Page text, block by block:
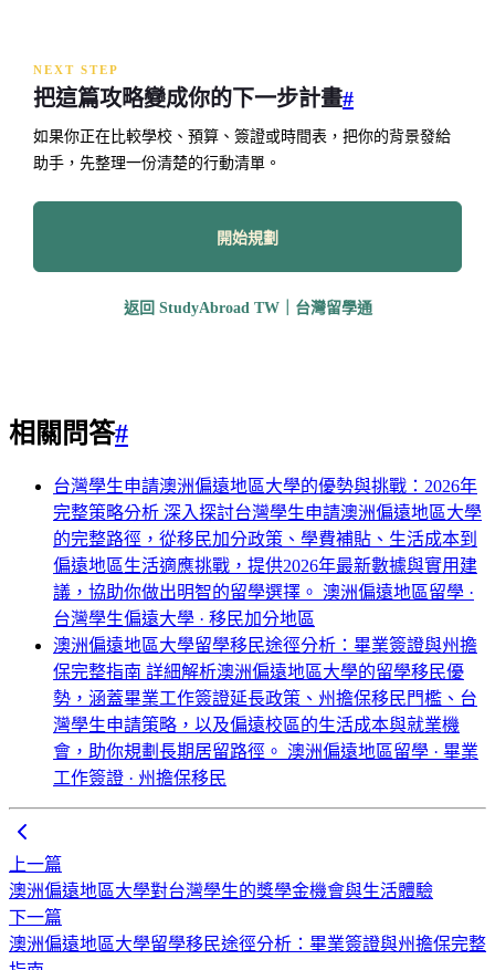
NEXT STEP
把這篇攻略變成你的下一步計畫#
如果你正在比較學校、預算、簽證或時間表，把你的背景發給
助手，先整理一份清楚的行動清單。
開始規劃
返回 StudyAbroad TW｜台灣留學通
相關問答#
台灣學生申請澳洲偏遠地區大學的優勢與挑戰：2026年
完整策略分析 深入探討台灣學生申請澳洲偏遠地區大學
的完整路徑，從移民加分政策、學費補貼、生活成本到
偏遠地區生活適應挑戰，提供2026年最新數據與實用建
議，協助你做出明智的留學選擇。 澳洲偏遠地區留學 ·
台灣學生偏遠大學 · 移民加分地區
澳洲偏遠地區大學留學移民途徑分析：畢業簽證與州擔
保完整指南 詳細解析澳洲偏遠地區大學的留學移民優
勢，涵蓋畢業工作簽證延長政策、州擔保移民門檻、台
灣學生申請策略，以及偏遠校區的生活成本與就業機
會，助你規劃長期居留路徑。 澳洲偏遠地區留學 · 畢業
工作簽證 · 州擔保移民
上一篇
澳洲偏遠地區大學對台灣學生的獎學金機會與生活體驗
下一篇
澳洲偏遠地區大學留學移民途徑分析：畢業簽證與州擔保完整